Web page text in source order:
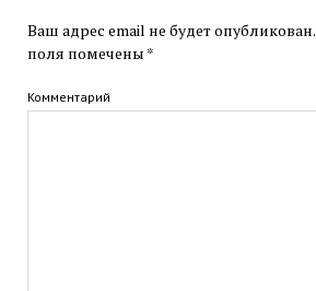
Ваш адрес email не будет опубликован.
поля помечены *
Комментарий